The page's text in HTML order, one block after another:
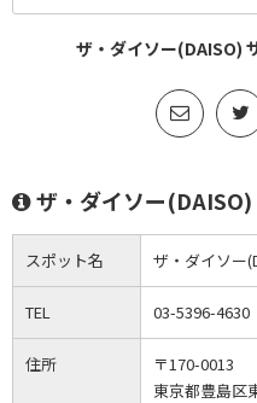
ザ・ダイソー(DAISO)
ザ・ダイソー
スポット名 ザ・ダイソー
TEL 03-5396-4630
住所
〒170-0013
東京都豊島区